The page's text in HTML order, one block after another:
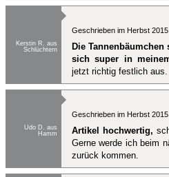
Kerstin R. aus
Schlüchtern
Geschrieben im Herbst 2015
Die
sich super in
jetzt richtig festlich aus.
Udo D. aus
Hamm
Geschrieben im Herbst 2015
Artikel hochwertig,
Gerne werde ich beim
zurück kommen.